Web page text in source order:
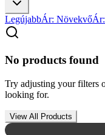
LegújabbÁr: Növekvő
No products found
Try adjusting your filters
looking for.
View All Products